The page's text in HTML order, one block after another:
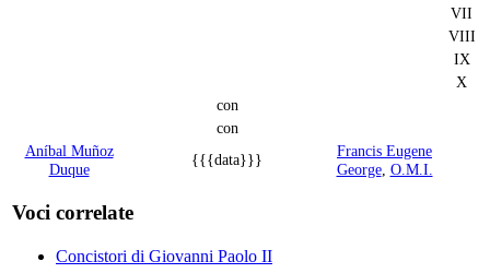
VII
VIII
IX
X
con
con
Aníbal Muñoz
Duque
{{{data}}}
Francis Eugene
George, O.M.I.
Voci correlate
Concistori di Giovanni Paolo II